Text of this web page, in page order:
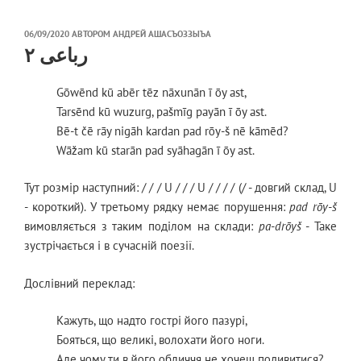
ОПУБЛІКОВАНО
НА
06/09/2020 АВТОРОМ АНДРЕЙ АШАСЪОЗЗЫЪА
رباعی ۲
Gōwēnd kū abēr tēz nāxunān ī ōy ast,
Tarsēnd kū wuzurg, pašmīg payān ī ōy ast.
Bē-t čē rāy nigāh kardan pad rōy-š nē kāmēd?
Wāžam kū starān pad syāhagān ī ōy ast.
Тут розмір наступний: / / / U / / / U / / / / (/ - довгий склад, U
- короткий). У третьому рядку немає порушення:pad rōy-š
вимовляється з таким поділом на склади: pa-drōyš- Таке
зустрічається і в сучасній поезії.
Дослівний переклад:
Кажуть, що надто гострі його пазурі,
Бояться, що великі, волохати його ноги.